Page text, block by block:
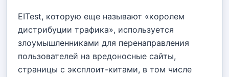
EITest, которую еще называют «королем
дистрибуции трафика», используется
злоумышленниками для перенаправления
пользователей на вредоносные сайты,
страницы с эксплоит-китами, в том числе